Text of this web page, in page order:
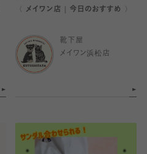
〈 メイワン店｜今日のおすすめ 〉
靴下屋
メイワン浜松店